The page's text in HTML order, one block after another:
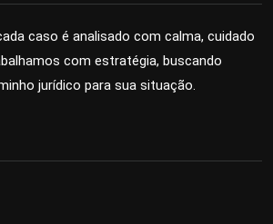
caso é analisado com calma, cuidado
com estratégia, buscando
jurídico para sua situação.